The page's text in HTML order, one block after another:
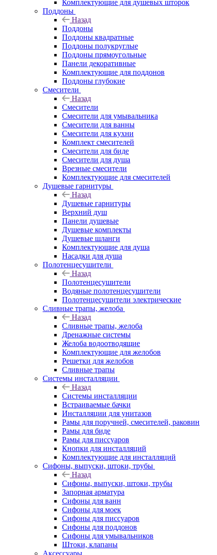
Комплектующие для душевых шторок
Поддоны
Назад
Поддоны
Поддоны квадратные
Поддоны полукруглые
Поддоны прямоугольные
Панели декоративные
Комплектующие для поддонов
Поддоны глубокие
Смесители
Назад
Смесители
Смесители для умывальника
Смесители для ванны
Смесители для кухни
Комплект смесителей
Смесители для биде
Смесители для душа
Врезные смесители
Комплектующие для смесителей
Душевые гарнитуры
Назад
Душевые гарнитуры
Верхний душ
Панели душевые
Душевые комплекты
Душевые шланги
Комплектующие для душа
Насадки для душа
Полотенцесушители
Назад
Полотенцесушители
Водяные полотенцесушители
Полотенцесушители электрические
Сливные трапы, желоба
Назад
Сливные трапы, желоба
Дренажные системы
Желоба водоотводящие
Комплектующие для желобов
Решетки для желобов
Сливные трапы
Системы инсталляции
Назад
Системы инсталляции
Встраиваемые бачки
Инсталляции для унитазов
Рамы для поручней, смесителей, раковин
Рамы для биде
Рамы для писсуаров
Кнопки для инсталляций
Комплектующие для инсталляций
Сифоны, выпуски, штоки, трубы
Назад
Сифоны, выпуски, штоки, трубы
Запорная арматура
Сифоны для ванн
Сифоны для моек
Сифоны для писсуаров
Сифоны для поддонов
Сифоны для умывальников
Штоки, клапаны
Аксессуары